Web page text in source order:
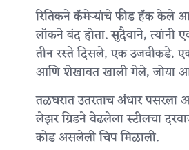
रितिकने कॅमेऱ्यांचे फीड हॅक केले
लॉकने बंद होता. सुदैवाने, त्यांनी
तीन रस्ते दिसले, एक उजवीकडे,
आणि शेखावत खाली गेले, जोया
तळघरात उतरताच अंधार पसरला
लेझर ग्रिडने वेढलेला स्टीलचा
कोड असलेली चिप मिळाली.